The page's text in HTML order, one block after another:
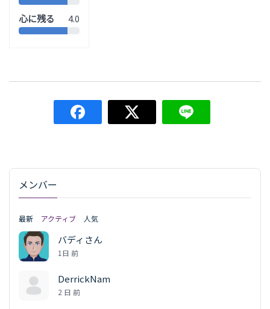
心に残る 4.0
メンバー
最新 アクティブ 人気
バディさん
1日 前
DerrickNam
2 日 前